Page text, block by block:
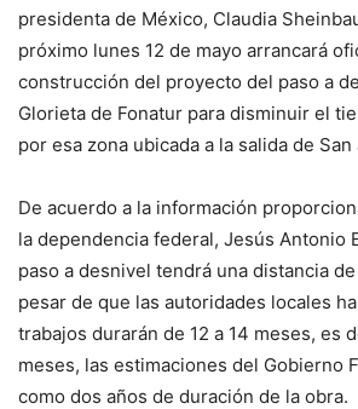
presidenta de México, Claudia
próximo lunes 12 de mayo arrancará
construcción del proyecto del paso a
Glorieta de Fonatur para disminuir el
por esa zona ubicada a la salida de
De acuerdo a la información
la dependencia federal, Jesús Antonio
paso a desnivel tendrá una distancia
pesar de que las autoridades locales
trabajos durarán de 12 a 14 meses, es
meses, las estimaciones del Gobierno
como dos años de duración de la obra.